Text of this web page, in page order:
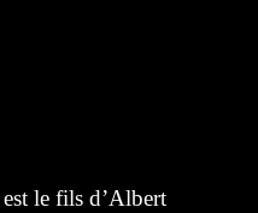
le fils d’Albert